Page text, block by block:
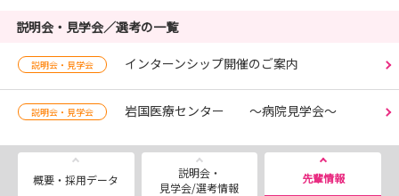
説明会・見学会／選考の一覧
説明会・見学会 インターンシップ開催のご案内
説明会・見学会 岩国医療センター ～病院見学会～
概要・採用データ
説明会・
見学会/選考情報
先輩情報